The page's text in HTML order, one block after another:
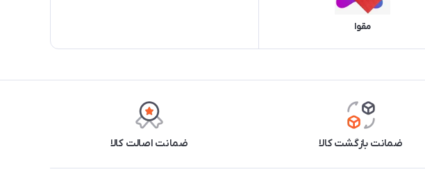
مقوا
ضمانت بازگشت کالا ضمانت اصالت کالا